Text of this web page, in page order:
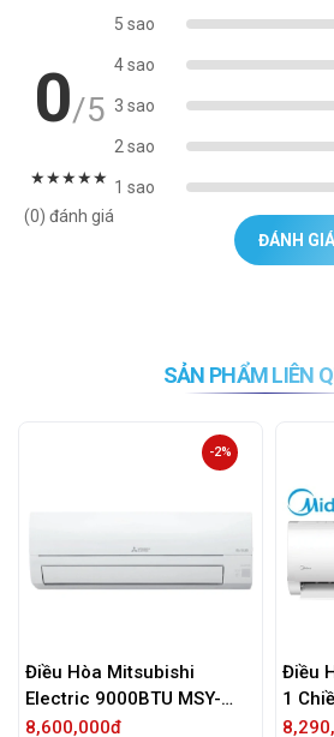
0/5
★★★★★
(0) đánh giá
5 sao
4 sao
3 sao
2 sao
1 sao
ĐÁNH
SẢN PHẨM LIÊN
MSY-
Điều Hòa Midea
1 Chiều MSAFII-